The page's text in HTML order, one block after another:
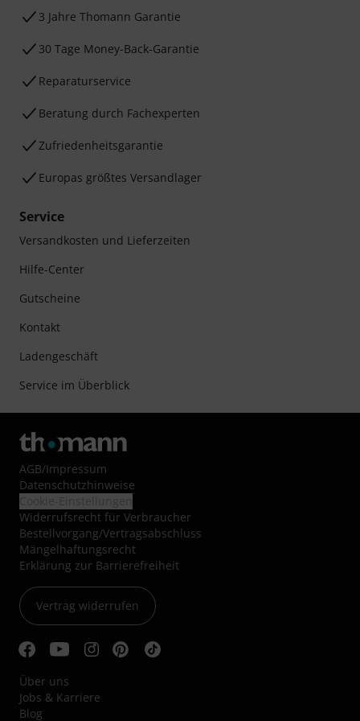
3 Jahre Thomann Garantie
30 Tage Money-Back-Garantie
Reparaturservice
Beratung durch Fachexperten
Zufriedenheitsgarantie
Europas größtes Versandlager
Service
Versandkosten und Lieferzeiten
Hilfe-Center
Gutscheine
Kontakt
Ladengeschäft
Service im Überblick
AGB/Impressum
Datenschutzhinweise
Widerrufsrecht für Verbraucher
Bestellvorgang/Vertragsabschluss
Mängelhaftungsrecht
Erklärung zur Barrierefreiheit
Vertrag widerrufen
Über uns
Jobs & Karriere
Blog